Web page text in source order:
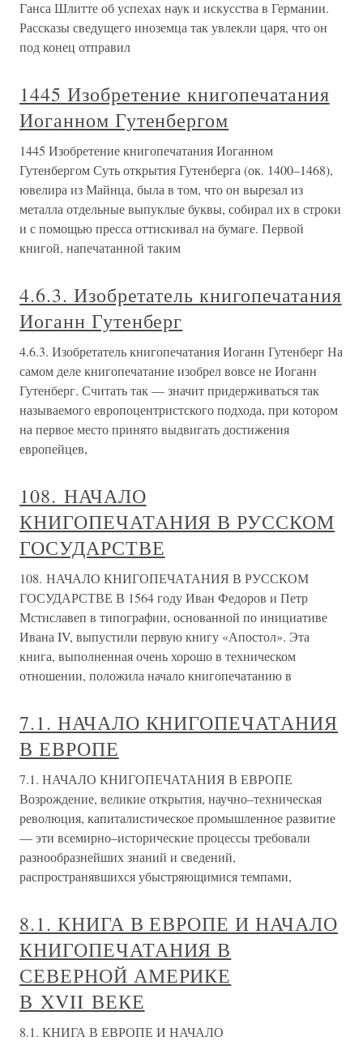
Ганса Шлитте об успехах наук и искусства в Германии.
Рассказы сведущего иноземца так увлекли царя, что он
под конец отправил
1445 Изобретение книгопечатания
Иоганном Гутенбергом
1445 Изобретение книгопечатания Иоганном
Гутенбергом Суть открытия Гутенберга (ок. 1400–1468),
ювелира из Майнца, была в том, что он вырезал из
металла отдельные выпуклые буквы, собирал их в строки
и с помощью пресса оттискивал на бумаге. Первой
книгой, напечатанной таким
4.6.3. Изобретатель книгопечатания
Иоганн Гутенберг
4.6.3. Изобретатель книгопечатания Иоганн Гутенберг На
самом деле книгопечатание изобрел вовсе не Иоганн
Гутенберг. Считать так — значит придерживаться так
называемого европоцентристского подхода, при котором
на первое место принято выдвигать достижения
европейцев,
108. НАЧАЛО
КНИГОПЕЧАТАНИЯ В РУССКОМ
ГОСУДАРСТВЕ
108. НАЧАЛО КНИГОПЕЧАТАНИЯ В РУССКОМ
ГОСУДАРСТВЕ В 1564 году Иван Федоров и Петр
Мстиславеп в типографии, основанной по инициативе
Ивана IV, выпустили первую книгу «Апостол». Эта
книга, выполненная очень хорошо в техническом
отношении, положила начало книгопечатанию в
7.1. НАЧАЛО КНИГОПЕЧАТАНИЯ
В ЕВРОПЕ
7.1. НАЧАЛО КНИГОПЕЧАТАНИЯ В ЕВРОПЕ
Возрождение, великие открытия, научно–техническая
революция, капиталистическое промышленное развитие
— эти всемирно–исторические процессы требовали
разнообразнейших знаний и сведений,
распространявшихся убыстряющимися темпами,
8.1. КНИГА В ЕВРОПЕ И НАЧАЛО
КНИГОПЕЧАТАНИЯ В
СЕВЕРНОЙ АМЕРИКЕ
В XVII ВЕКЕ
8.1. КНИГА В ЕВРОПЕ И НАЧАЛО